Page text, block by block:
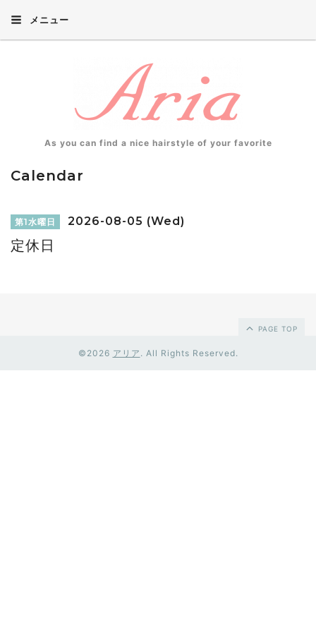
メニュー
As you can find a nice hairstyle of your favorite
Calendar
第1水曜日 2026-08-05 (Wed)
定休日
PAGE TOP
©2026 アリア . All Rights Reserved.